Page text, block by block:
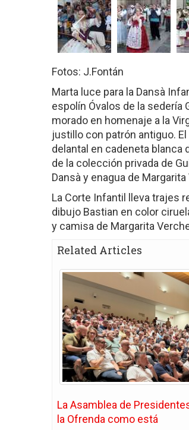
Fotos: J.Fontán
Marta luce para la Dansà
espolín Óvalos de la
morado en homenaje a la
justillo con patrón antiguo.
delantal en cadeneta blanca
de la colección privada de
Dansà y enagua de
La Corte Infantil lleva trajes
dibujo Bastian en color
y camisa de Margarita
Related Articles
La Asamblea de
la Ofrenda como está